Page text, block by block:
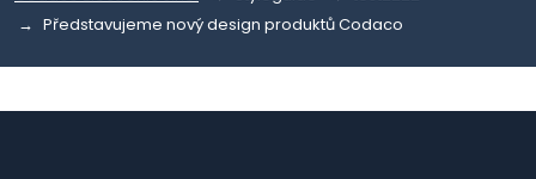
Představujeme nový design produktů Codaco